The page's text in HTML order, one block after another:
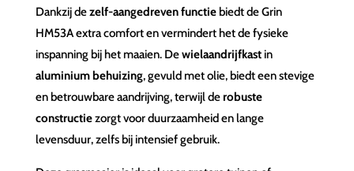
Dankzij dezelf-aangedreven functiebiedt de Grin
HM53A extra comfort en vermindert het de fysieke
inspanning bij het maaien. Dewielaandrijfkastin
aluminium behuizing, gevuld met olie, biedt een stevige
en betrouwbare aandrijving, terwijl derobuste
constructiezorgt voor duurzaamheid en lange
levensduur, zelfs bij intensief gebruik.